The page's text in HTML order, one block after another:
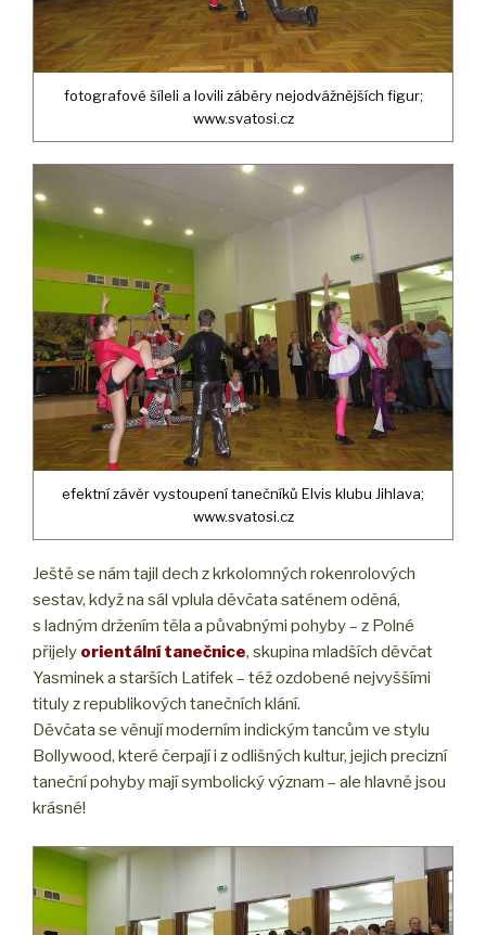
fotografové šíleli a lovili záběry nejodvážnějších figur;
www.svatosi.cz
efektní závěr vystoupení tanečníků Elvis klubu Jihlava;
www.svatosi.cz
Ještě se nám tajil dech z krkolomných rokenrolových
sestav, když na sál vplula děvčata saténem oděná,
s ladným držením těla a půvabnými pohyby – z Polné
přijely orientální tanečnice, skupina mladších děvčat
Yasminek a starších Latifek – též ozdobené nejvyššími
tituly z republikových tanečních klání.
Děvčata se věnují moderním indickým tancům ve stylu
Bollywood, které čerpají i z odlišných kultur, jejich precizní
taneční pohyby mají symbolický význam – ale hlavně jsou
krásné!